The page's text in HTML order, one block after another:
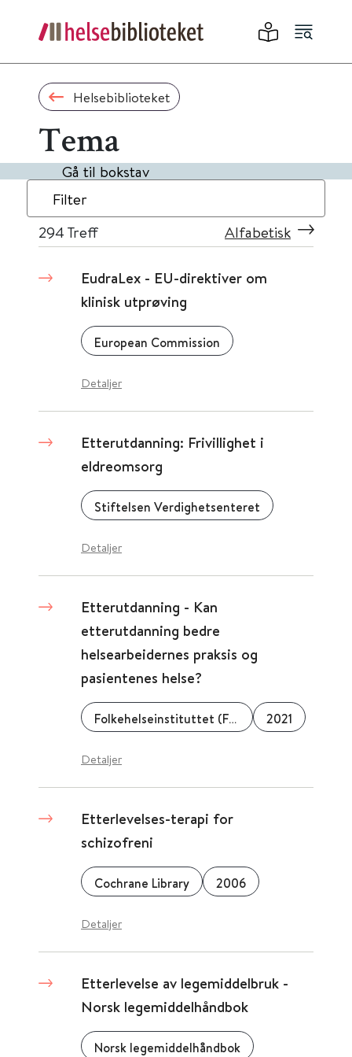
Helsebiblioteket
Tema
Gå til bokstav
Filter
294 Treff Alfabetisk
EudraLex - EU-direktiver om
klinisk utprøving
European Commission
Detaljer
Etterutdanning: Frivillighet i
eldreomsorg
Stiftelsen Verdighetsenteret
Detaljer
Etterutdanning - Kan
etterutdanning bedre
helsearbeidernes praksis og
pasientenes helse?
Folkehelseinstituttet (FHI) 2021
Detaljer
Etterlevelses-terapi for
schizofreni
Cochrane Library 2006
Detaljer
Etterlevelse av legemiddelbruk -
Norsk legemiddelhåndbok
Norsk legemiddelhåndbok